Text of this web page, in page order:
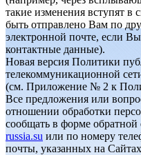
такие изменения вступят в
быть отправлено Вам по
электронной почте, если
контактные данные).
Новая версия Политики
телекоммуникационной
(см. Приложение № 2 к
Все предложения или
отношении обработки
сообщать в форме обратной
russia.su или по номеру
почты, указанных на